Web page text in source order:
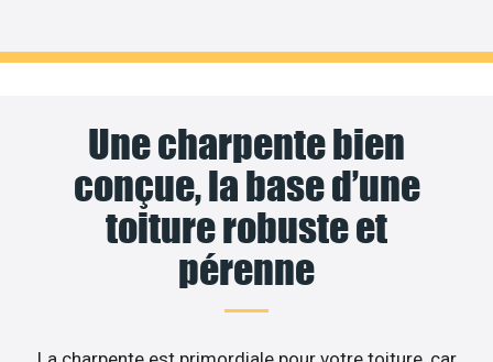
Une charpente bien
conçue, la base d’une
toiture robuste et
pérenne